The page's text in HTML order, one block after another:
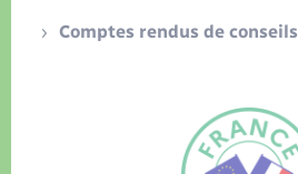
Comptes rendus de conseils